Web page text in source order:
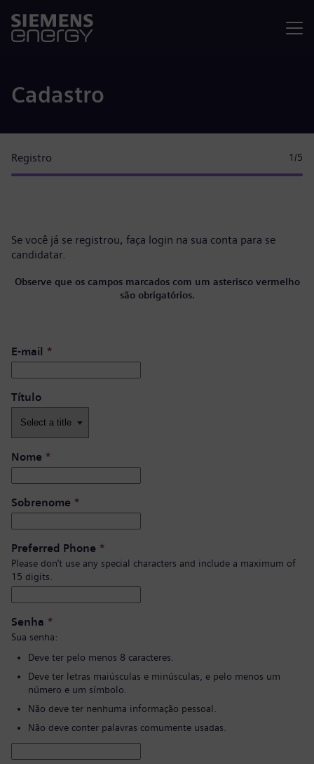
Cadastro
Registro 1 /5
Se você já se registrou, faça login na sua conta para se
candidatar.
Observe que os campos marcados com um asterisco vermelho
são obrigatórios.
E-mail *
Título
Nome *
Sobrenome *
Preferred Phone *
Please don’t use any special characters and include a maximum of
15 digits.
Senha *
Sua senha:
Deve ter pelo menos 8 caracteres.
Deve ter letras maiúsculas e minúsculas, e pelo menos um
número e um símbolo.
Não deve ter nenhuma informação pessoal.
Não deve conter palavras comumente usadas.